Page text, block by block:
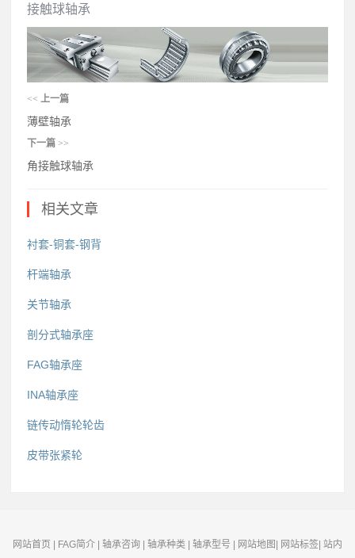
接触球轴承
<< 上一篇
薄壁轴承
下一篇 >>
角接触球轴承
相关文章
衬套-铜套-钢背
杆端轴承
关节轴承
剖分式轴承座
FAG轴承座
INA轴承座
链传动惰轮轮齿
皮带张紧轮
网站首页 | FAG简介 | 轴承咨询 | 轴承种类 | 轴承型号 | 网站地图 | 网站标签| 站内